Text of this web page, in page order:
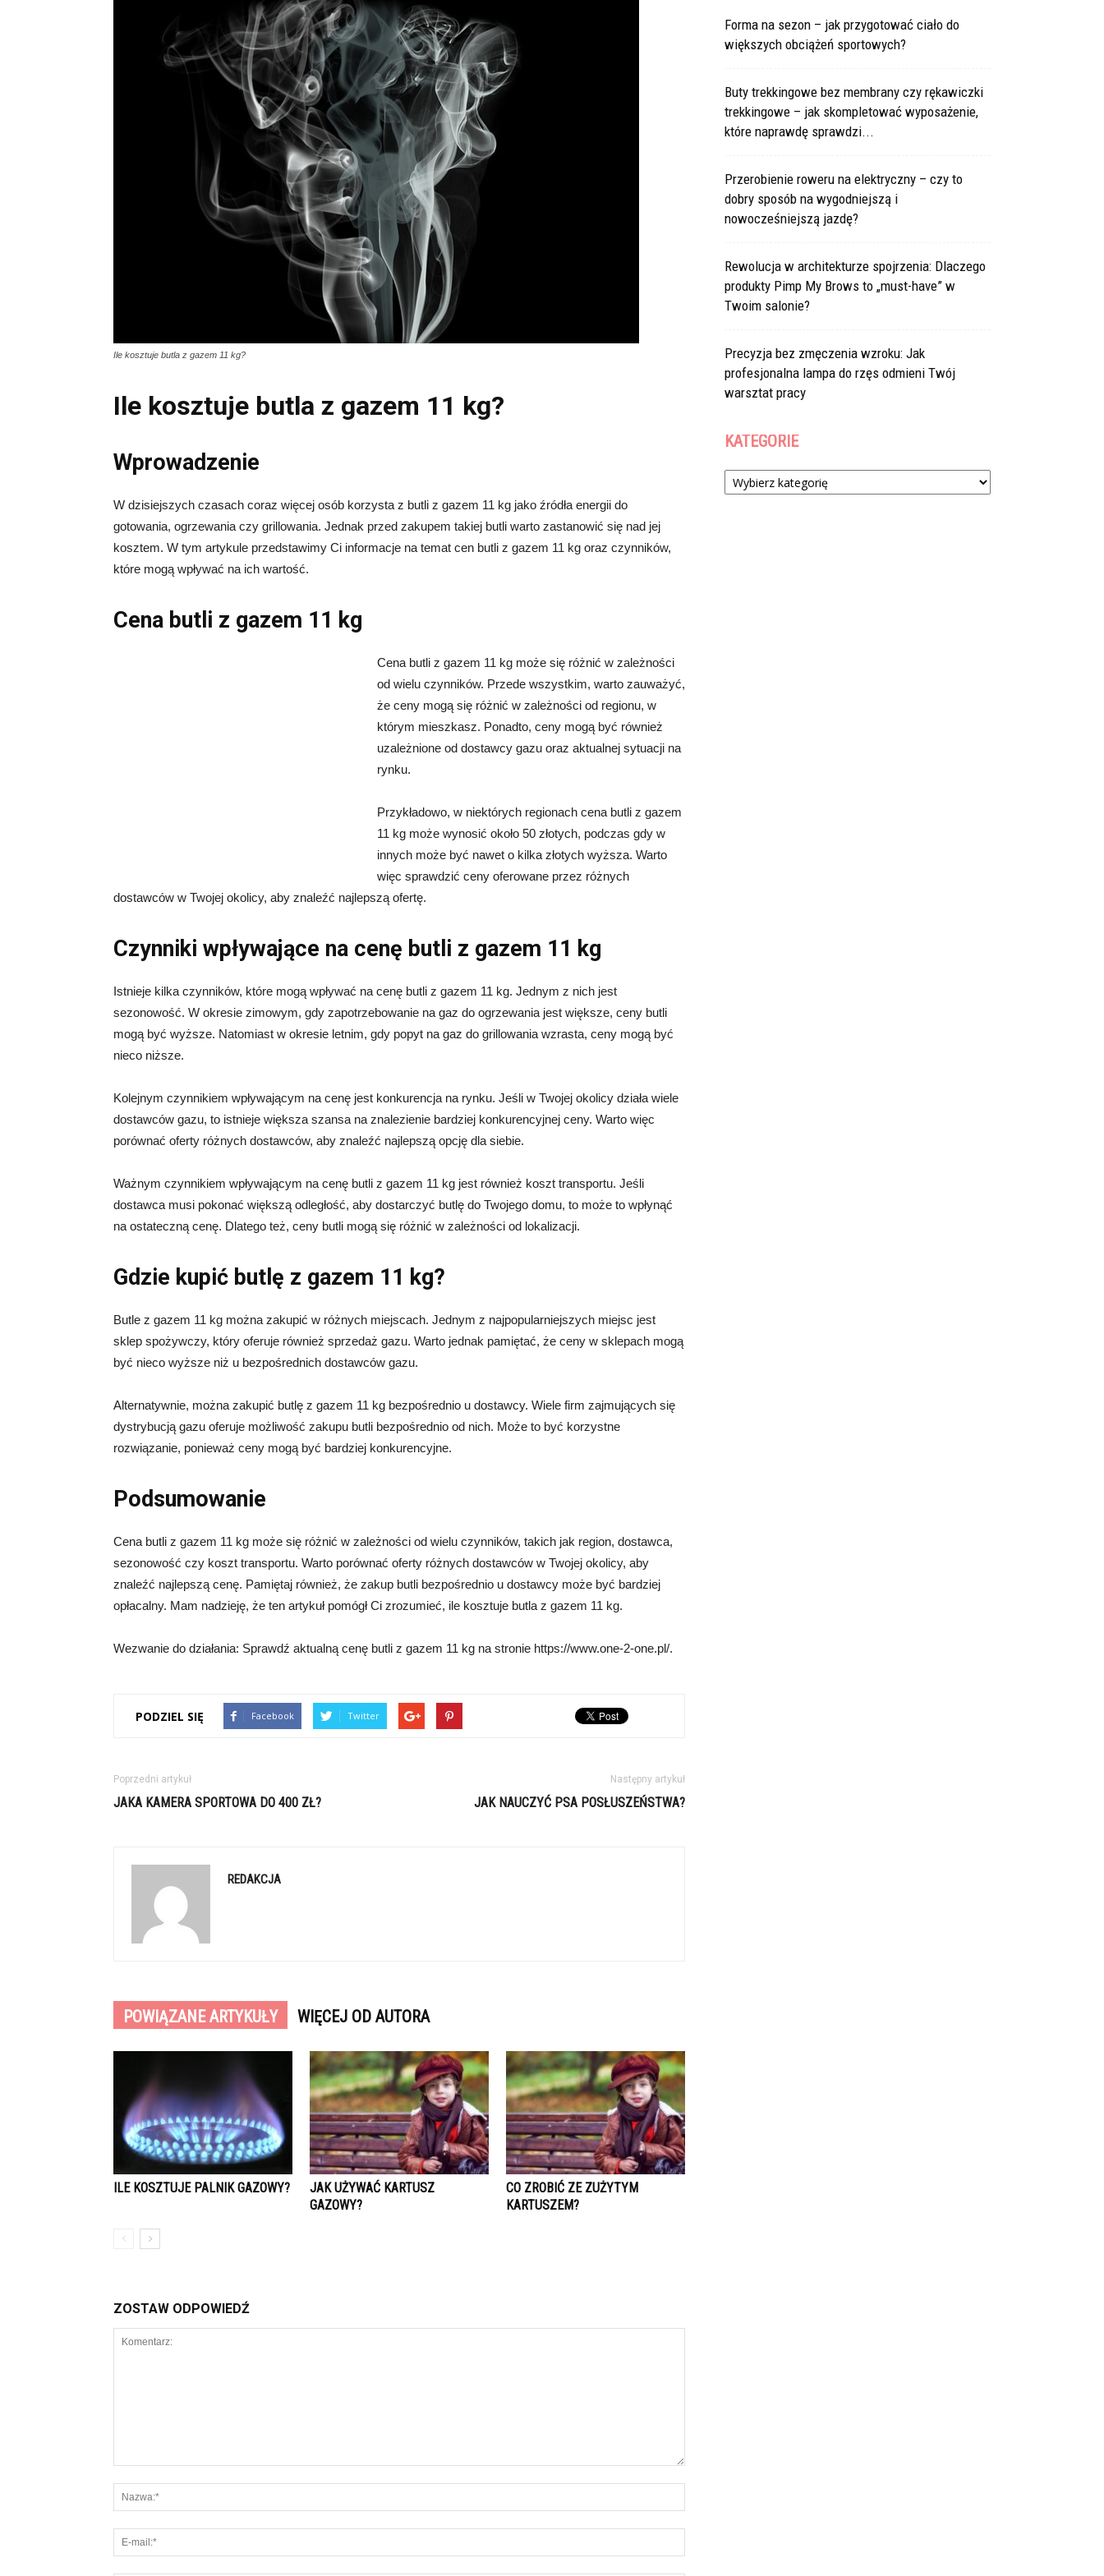
Ile kosztuje butla z gazem 11 kg?
Ile kosztuje butla z gazem 11 kg?
Wprowadzenie
W dzisiejszych czasach coraz więcej osób korzysta z butli z gazem 11 kg jako źródła energii do
gotowania, ogrzewania czy grillowania. Jednak przed zakupem takiej butli warto zastanowić się nad jej
kosztem. W tym artykule przedstawimy Ci informacje na temat cen butli z gazem 11 kg oraz czynników,
które mogą wpływać na ich wartość.
Cena butli z gazem 11 kg
Cena butli z gazem 11 kg może się różnić w zależności
od wielu czynników. Przede wszystkim, warto zauważyć,
że ceny mogą się różnić w zależności od regionu, w
którym mieszkasz. Ponadto, ceny mogą być również
uzależnione od dostawcy gazu oraz aktualnej sytuacji na
rynku.
Przykładowo, w niektórych regionach cena butli z gazem
11 kg może wynosić około 50 złotych, podczas gdy w
innych może być nawet o kilka złotych wyższa. Warto
więc sprawdzić ceny oferowane przez różnych
dostawców w Twojej okolicy, aby znaleźć najlepszą ofertę.
Czynniki wpływające na cenę butli z gazem 11 kg
Istnieje kilka czynników, które mogą wpływać na cenę butli z gazem 11 kg. Jednym z nich jest
sezonowość. W okresie zimowym, gdy zapotrzebowanie na gaz do ogrzewania jest większe, ceny butli
mogą być wyższe. Natomiast w okresie letnim, gdy popyt na gaz do grillowania wzrasta, ceny mogą być
nieco niższe.
Kolejnym czynnikiem wpływającym na cenę jest konkurencja na rynku. Jeśli w Twojej okolicy działa wiele
dostawców gazu, to istnieje większa szansa na znalezienie bardziej konkurencyjnej ceny. Warto więc
porównać oferty różnych dostawców, aby znaleźć najlepszą opcję dla siebie.
Ważnym czynnikiem wpływającym na cenę butli z gazem 11 kg jest również koszt transportu. Jeśli
dostawca musi pokonać większą odległość, aby dostarczyć butlę do Twojego domu, to może to wpłynąć
na ostateczną cenę. Dlatego też, ceny butli mogą się różnić w zależności od lokalizacji.
Gdzie kupić butlę z gazem 11 kg?
Butle z gazem 11 kg można zakupić w różnych miejscach. Jednym z najpopularniejszych miejsc jest
sklep spożywczy, który oferuje również sprzedaż gazu. Warto jednak pamiętać, że ceny w sklepach mogą
być nieco wyższe niż u bezpośrednich dostawców gazu.
Alternatywnie, można zakupić butlę z gazem 11 kg bezpośrednio u dostawcy. Wiele firm zajmujących się
dystrybucją gazu oferuje możliwość zakupu butli bezpośrednio od nich. Może to być korzystne
rozwiązanie, ponieważ ceny mogą być bardziej konkurencyjne.
Podsumowanie
Cena butli z gazem 11 kg może się różnić w zależności od wielu czynników, takich jak region, dostawca,
sezonowość czy koszt transportu. Warto porównać oferty różnych dostawców w Twojej okolicy, aby
znaleźć najlepszą cenę. Pamiętaj również, że zakup butli bezpośrednio u dostawcy może być bardziej
opłacalny. Mam nadzieję, że ten artykuł pomógł Ci zrozumieć, ile kosztuje butla z gazem 11 kg.
Wezwanie do działania: Sprawdź aktualną cenę butli z gazem 11 kg na stronie https://www.one-2-one.pl/.
PODZIEL SIĘ Facebook Twitter
Poprzedni artykuł
JAKA KAMERA SPORTOWA DO 400 ZŁ?
Następny artykuł
JAK NAUCZYĆ PSA POSŁUSZEŃSTWA?
REDAKCJA
POWIĄZANE ARTYKUŁY WIĘCEJ OD AUTORA
ILE KOSZTUJE PALNIK GAZOWY?
JAK UŻYWAĆ KARTUSZ
GAZOWY?
CO ZROBIĆ ZE ZUŻYTYM
KARTUSZEM?
ZOSTAW ODPOWIEDŹ
Forma na sezon – jak przygotować ciało do
większych obciążeń sportowych?
Buty trekkingowe bez membrany czy rękawiczki
trekkingowe – jak skompletować wyposażenie,
które naprawdę sprawdzi...
Przerobienie roweru na elektryczny – czy to
dobry sposób na wygodniejszą i
nowocześniejszą jazdę?
Rewolucja w architekturze spojrzenia: Dlaczego
produkty Pimp My Brows to „must-have” w
Twoim salonie?
Precyzja bez zmęczenia wzroku: Jak
profesjonalna lampa do rzęs odmieni Twój
warsztat pracy
KATEGORIE
Kategorie